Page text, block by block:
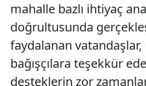
mahalle bazlı ihtiyaç
doğrultusunda
faydalanan vatandaşlar,
bağışçılara teşekkür
desteklerin zor